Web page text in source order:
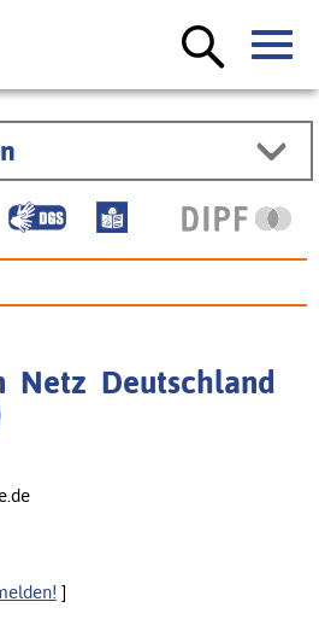
Netz  Deutschland
]